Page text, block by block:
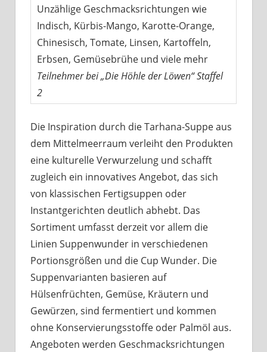
Unzählige Geschmacksrichtungen wie
Indisch, Kürbis-Mango, Karotte-Orange,
Chinesisch, Tomate, Linsen, Kartoffeln,
Erbsen, Gemüsebrühe und viele mehr
Teilnehmer bei „Die Höhle der Löwen“ Staffel
2
Die Inspiration durch die Tarhana-Suppe aus
dem Mittelmeerraum verleiht den Produkten
eine kulturelle Verwurzelung und schafft
zugleich ein innovatives Angebot, das sich
von klassischen Fertigsuppen oder
Instantgerichten deutlich abhebt. Das
Sortiment umfasst derzeit vor allem die
Linien Suppenwunder in verschiedenen
Portionsgrößen und die Cup Wunder. Die
Suppenvarianten basieren auf
Hülsenfrüchten, Gemüse, Kräutern und
Gewürzen, sind fermentiert und kommen
ohne Konservierungsstoffe oder Palmöl aus.
Angeboten werden Geschmacksrichtungen